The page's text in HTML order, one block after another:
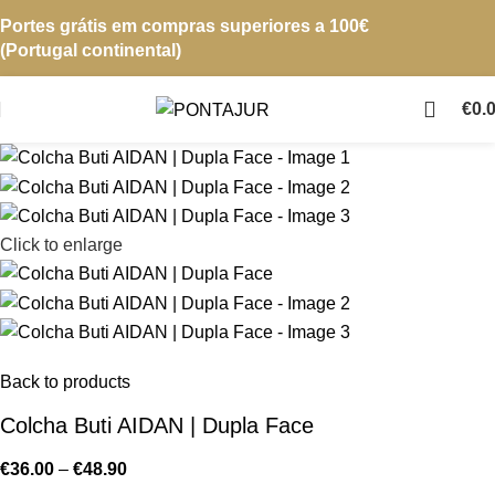
Portes grátis em compras superiores a 100€
(Portugal continental)
€
Click to enlarge
Back to products
Colcha Buti AIDAN | Dupla Face
€36.00 – €48.90